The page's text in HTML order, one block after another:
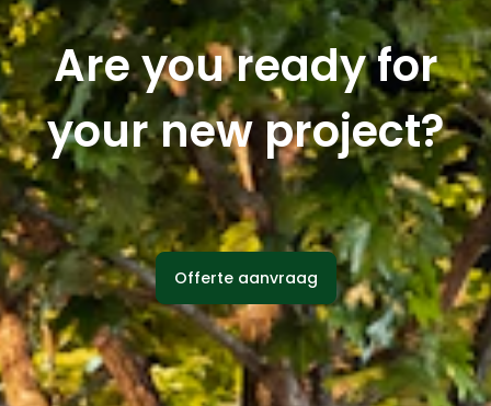
Are you ready for
your new project?
Offerte aanvraag